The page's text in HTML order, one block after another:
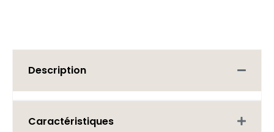
Description
Caractéristiques